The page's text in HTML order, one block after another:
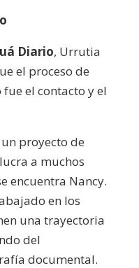
Diario, Urrutia
el proceso de
fue el contacto y el
proyecto de
a muchos
encuentra Nancy.
en los
una trayectoria
del
documental.